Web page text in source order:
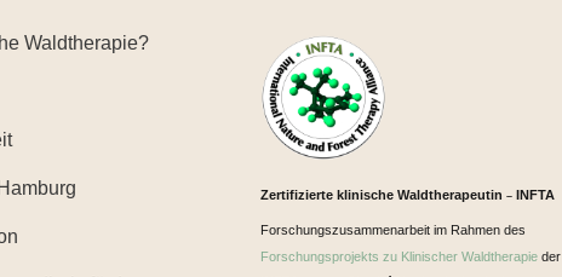
Waldtherapie?
Zertifizierte klinische Waldtherapeutin – INFTA
Forschungszusammenarbeit im Rahmen des
Forschungsprojekts zu Klinischer Waldtherapie der